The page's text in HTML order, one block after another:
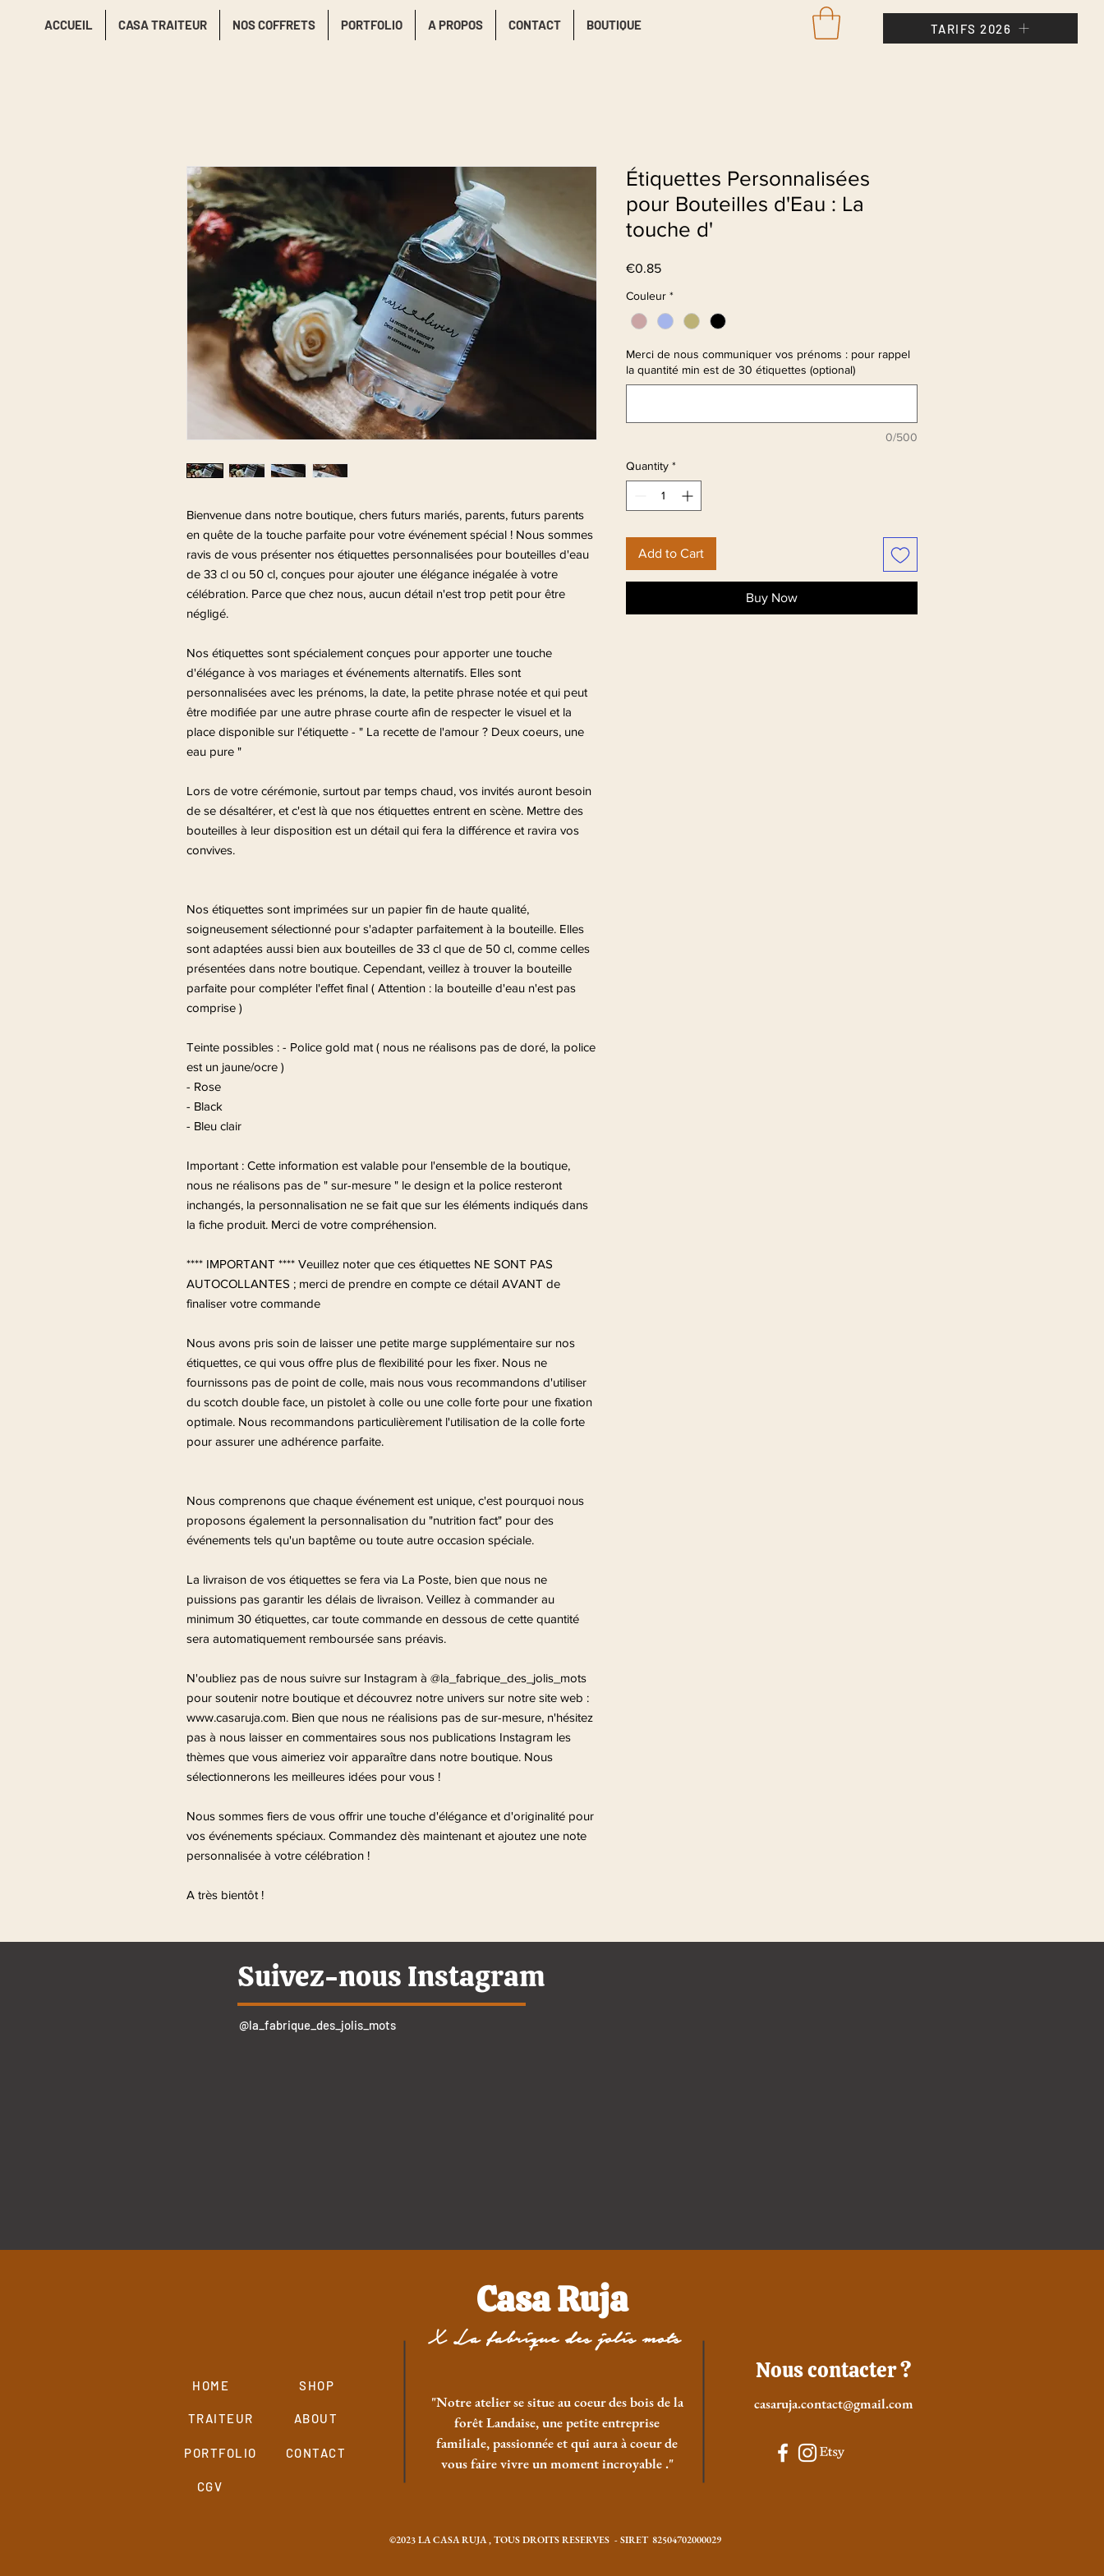
ACCUEIL CASA TRAITEUR NOS COFFRETS PORTFOLIO A PROPOS CONTACT BOUTIQUE TARIFS 2026
Bienvenue dans notre boutique, chers futurs mariés, parents, futurs parents
en quête de la touche parfaite pour votre événement spécial ! Nous sommes
ravis de vous présenter nos étiquettes personnalisées pour bouteilles d'eau
de 33 cl ou 50 cl, conçues pour ajouter une élégance inégalée à votre
célébration. Parce que chez nous, aucun détail n'est trop petit pour être
négligé.
Nos étiquettes sont spécialement conçues pour apporter une touche
d'élégance à vos mariages et événements alternatifs. Elles sont
personnalisées avec les prénoms, la date, la petite phrase notée et qui peut
être modifiée par une autre phrase courte afin de respecter le visuel et la
place disponible sur l'étiquette - " La recette de l'amour ? Deux coeurs, une
eau pure "
Lors de votre cérémonie, surtout par temps chaud, vos invités auront besoin
de se désaltérer, et c'est là que nos étiquettes entrent en scène. Mettre des
bouteilles à leur disposition est un détail qui fera la différence et ravira vos
convives.
Nos étiquettes sont imprimées sur un papier fin de haute qualité,
soigneusement sélectionné pour s'adapter parfaitement à la bouteille. Elles
sont adaptées aussi bien aux bouteilles de 33 cl que de 50 cl, comme celles
présentées dans notre boutique. Cependant, veillez à trouver la bouteille
parfaite pour compléter l'effet final ( Attention : la bouteille d'eau n'est pas
comprise )
Teinte possibles : - Police gold mat ( nous ne réalisons pas de doré, la police
est un jaune/ocre )
- Rose
- Black
- Bleu clair
Important : Cette information est valable pour l'ensemble de la boutique,
nous ne réalisons pas de " sur-mesure " le design et la police resteront
inchangés, la personnalisation ne se fait que sur les éléments indiqués dans
la fiche produit. Merci de votre compréhension.
**** IMPORTANT **** Veuillez noter que ces étiquettes NE SONT PAS
AUTOCOLLANTES ; merci de prendre en compte ce détail AVANT de
finaliser votre commande
Nous avons pris soin de laisser une petite marge supplémentaire sur nos
étiquettes, ce qui vous offre plus de flexibilité pour les fixer. Nous ne
fournissons pas de point de colle, mais nous vous recommandons d'utiliser
du scotch double face, un pistolet à colle ou une colle forte pour une fixation
optimale. Nous recommandons particulièrement l'utilisation de la colle forte
pour assurer une adhérence parfaite.
Nous comprenons que chaque événement est unique, c'est pourquoi nous
proposons également la personnalisation du "nutrition fact" pour des
événements tels qu'un baptême ou toute autre occasion spéciale.
La livraison de vos étiquettes se fera via La Poste, bien que nous ne
puissions pas garantir les délais de livraison. Veillez à commander au
minimum 30 étiquettes, car toute commande en dessous de cette quantité
sera automatiquement remboursée sans préavis.
N'oubliez pas de nous suivre sur Instagram à @la_fabrique_des_jolis_mots
pour soutenir notre boutique et découvrez notre univers sur notre site web :
www.casaruja.com. Bien que nous ne réalisions pas de sur-mesure, n'hésitez
pas à nous laisser en commentaires sous nos publications Instagram les
thèmes que vous aimeriez voir apparaître dans notre boutique. Nous
sélectionnerons les meilleures idées pour vous !
Nous sommes fiers de vous offrir une touche d'élégance et d'originalité pour
vos événements spéciaux. Commandez dès maintenant et ajoutez une note
personnalisée à votre célébration !
A très bientôt !
Étiquettes Personnalisées
pour Bouteilles d'Eau : La
touche d'
€0.85Price
Couleur *
Merci de nous communiquer vos prénoms : pour rappel
la quantité min est de 30 étiquettes (optional)
0/500
Quantity *
Add to Cart
Buy Now
Suivez-nous Instagram
@la_fabrique_des_jolis_mots
Casa Ruja
X La fabrique des jolis mots
HOME
TRAITEUR
PORTFOLIO
CGV
SHOP
Nous contacter ?
casaruja.contact@gmail.com
ABOUT
"Notre atelier se situe au coeur des bois de la
forêt Landaise, une petite entreprise
familiale, passionnée et qui aura à coeur de
vous faire vivre un moment incroyable ."
CONTACT
©2023 LA CASA RUJA , TOUS DROITS RESERVES - SIRET 82504702000029